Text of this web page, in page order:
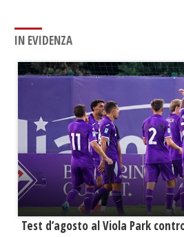
IN EVIDENZA
Test d’agosto al Viola Park